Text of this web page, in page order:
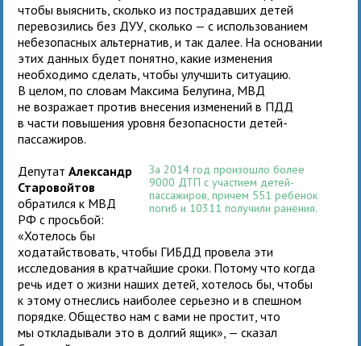
чтобы выяснить, сколько из пострадавших детей
перевозились без ДУУ, сколько — с использованием
небезопасных альтернатив, и так далее. На основании
этих данных будет понятно, какие изменения
необходимо сделать, чтобы улучшить ситуацию.
В целом, по словам Максима Белугина, МВД
не возражает против внесения изменений в ПДД
в части повышения уровня безопасности детей-
пассажиров.
За 2014 год произошло более
9000 ДТП с участием детей-
пассажиров, причем 551 ребенок
погиб и 10311 получили ранения.
ДепутатАлександр
Старовойтов
обратился к МВД
РФ с просьбой:
«Хотелось бы
ходатайствовать, чтобы ГИБДД провела эти
исследования в кратчайшие сроки. Потому что когда
речь идет о жизни наших детей, хотелось бы, чтобы
к этому отнеслись наиболее серьезно и в спешном
порядке. Общество нам с вами не простит, что
мы откладывали это в долгий ящик», — сказал